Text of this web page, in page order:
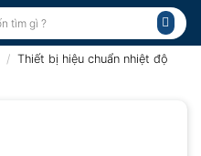
/ Thiết bị hiệu chuẩn nhiệt độ